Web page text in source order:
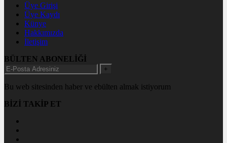
Üye Girişi
Üye Kaydı
Künye
Hakkımızda
İletişim
BÜLTEN ABONELİĞİ
+
Bu web sitesinden haber ve ebülten almak istiyorum
BİZİ TAKİP ET